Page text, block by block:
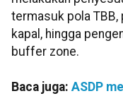
termasuk pola TBB,
kapal, hingga
buffer zone.
Baca juga: ASDP